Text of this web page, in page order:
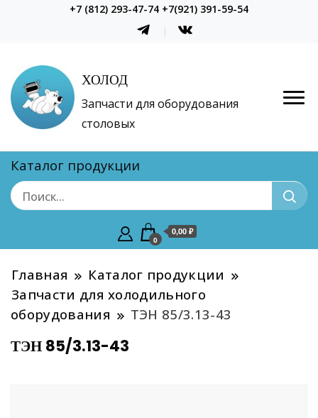
+7 (812) 293-47-74 +7(921) 391-59-54
ХОЛОД
Запчасти для оборудования
столовых
Каталог продукции
0
0,00 ₽
Главная
Каталог продукции
Запчасти для холодильного
оборудования
ТЭН 85/3.13-43
ТЭН 85/3.13-43